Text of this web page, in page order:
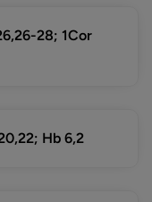
28; 1Cor
Hb 6,2